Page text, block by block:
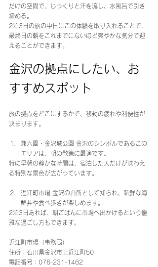
だけの空間で、じっくりと汗を流し、水風呂で引き
締める。
2泊3日の旅の中日にこの体験を取り入れることで、
最終日の朝をこれまでにないほど爽やかな気分で迎
えることができます。
金沢の拠点にしたい、お
すすめスポット
旅の拠点をどこにするかで、移動の疲れや利便性が
決まります。
兼六園・金沢城公園 金沢のシンボルであるこの
エリアは、朝の散策に最適です。
特に早朝の静かな時間は、宿泊した人だけが味わえ
る特別な景色が広がっています。
近江町市場 金沢の台所として知られ、新鮮な海
鮮丼や食べ歩きが楽しめます。
2泊3日あれば、朝ごはんに市場へ出かけるという優
雅な過ごし方もできます。
近江町市場（事務局）
住所：石川県金沢市上近江町50
電話番号：076-231-1462